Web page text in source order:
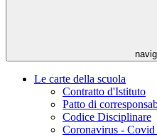
Le carte della scuola
Contratto d'Istituto
Patto di
Codice Disciplinare
Coronavirus - Covid